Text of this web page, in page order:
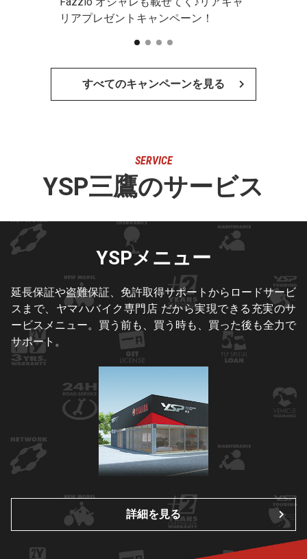
リアプレゼントキャンペーン！
すべてのキャンペーンを見る
SERVICE
YSP三鷹のサービス
YSPメニュー
延長保証や盗難保証、免許取得サポートからロードサービ
スまで、ヤマハバイク専門店 だから実現できる充実のサ
ービスメニュー。買う前も、買う時も、買った後も全力で
サポート。
詳細を見る